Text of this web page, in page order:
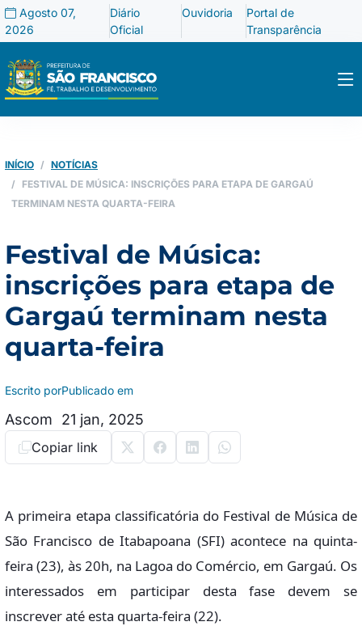
Agosto 07,
2026
Diário
Oficial
Ouvidoria
Portal de
Transparência
INÍCIO
NOTÍCIAS
FESTIVAL DE MÚSICA: INSCRIÇÕES PARA ETAPA DE GARGAÚ
TERMINAM NESTA QUARTA-FEIRA
Festival de Música:
inscrições para etapa de
Gargaú terminam nesta
quarta-feira
Escrito por
Ascom
Publicado em
21 jan, 2025
Copiar link
A primeira etapa classificatória do Festival de Música de
São Francisco de Itabapoana (SFI) acontece na quinta-
feira (23), às 20h, na Lagoa do Comércio, em Gargaú. Os
interessados em participar desta fase devem se
inscrever até esta quarta-feira (22).